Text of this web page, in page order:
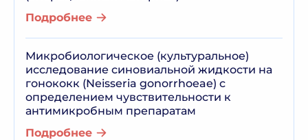
Подробнее
Микробиологическое (культуральное)
исследование синовиальной жидкости на
гонококк (Neisseria gonorrhoeae) с
определением чувствительности к
антимикробным препаратам
Подробнее